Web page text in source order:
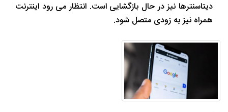
دیتاسنترها نیز در حال بازگشایی است. انتظار می رود اینترنت
همراه نیز به زودی متصل شود.